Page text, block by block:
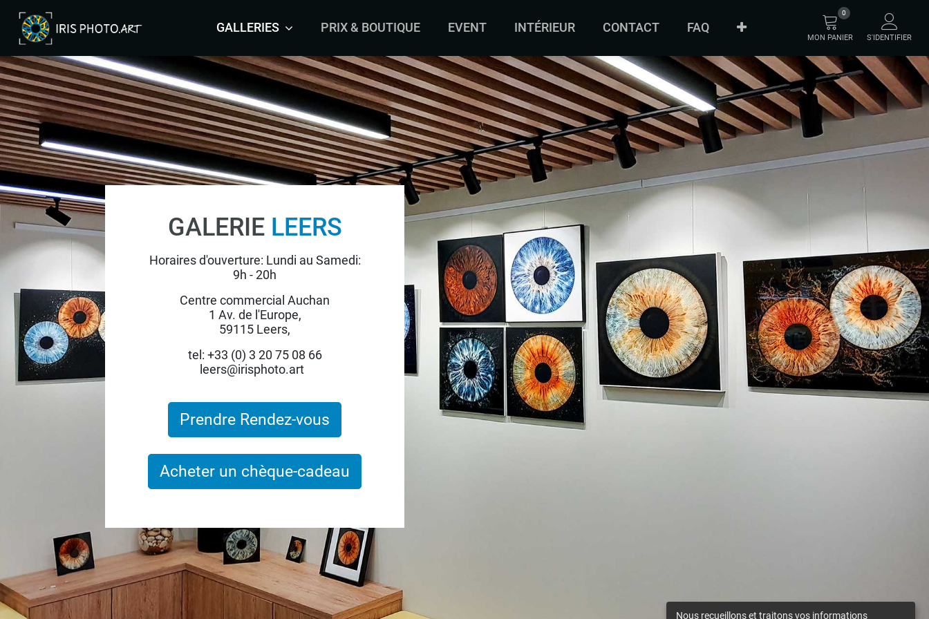
GALLERIES
ARRAS
BRUSSELS
COLMAR
LEERS
MALTA
MAURITIUS
YVELINES
PRIX & BOUTIQUE EVENT INTÉRIEUR CONTACT FAQ
À PROPOS
ORIGINAL
INNOVATION
MON PANIER
0
S'IDENTIFIER
GALERIE LEERS
Horaires d'ouverture: Lundi au Samedi:
9h - 20h
Centre commercial Auchan
1 Av. de l'Europe,
59115 Leers,
tel: +33 (0) 3 20 75 08 66
leers@irisphoto.art
Prendre Rendez-vous
Acheter un chèque-cadeau
Nous recueillons et traitons vos informations